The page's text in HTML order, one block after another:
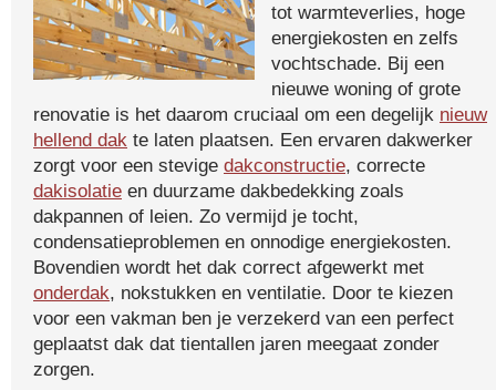
tot warmteverlies, hoge
energiekosten en zelfs
vochtschade. Bij een
nieuwe woning of grote
renovatie is het daarom cruciaal om een degelijk nieuw
hellend dak te laten plaatsen. Een ervaren dakwerker
zorgt voor een stevige dakconstructie, correcte
dakisolatie en duurzame dakbedekking zoals
dakpannen of leien. Zo vermijd je tocht,
condensatieproblemen en onnodige energiekosten.
Bovendien wordt het dak correct afgewerkt met
onderdak, nokstukken en ventilatie. Door te kiezen
voor een vakman ben je verzekerd van een perfect
geplaatst dak dat tientallen jaren meegaat zonder
zorgen.